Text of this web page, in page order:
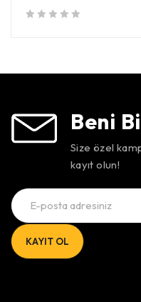
Beni
Size özel
kayıt olun!